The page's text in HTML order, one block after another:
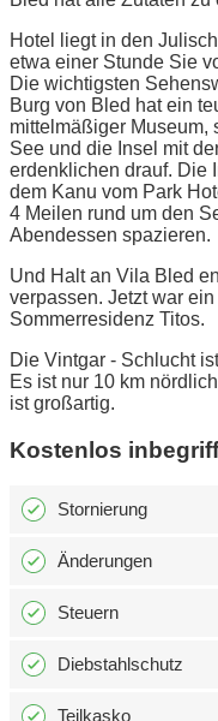
Hotel liegt in den
etwa einer Stunde Sie
Die wichtigsten
Burg von Bled hat ein
mittelmäßiger Museum,
See und die Insel mit
erdenklichen drauf. Die
dem Kanu vom Park
4 Meilen rund um den
Abendessen spazieren.
Und Halt an Vila Bled
verpassen. Jetzt war
Sommerresidenz Titos.
Die Vintgar - Schlucht
Es ist nur 10 km
ist großartig.
Kostenlos
Stornierung
Änderungen
Steuern
Diebstahlschutz
Teilkasko